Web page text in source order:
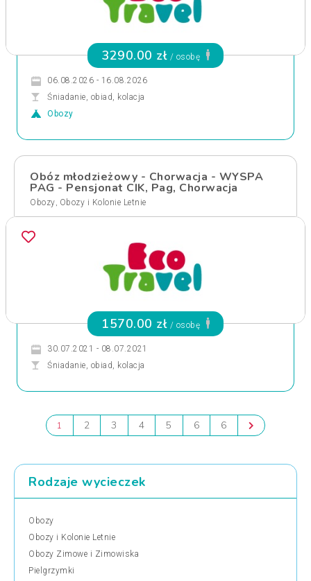
3290.00 zł / osobę
06.08.2026 - 16.08.2026
Śniadanie, obiad, kolacja
Obozy
Obóz młodzieżowy - Chorwacja - WYSPA
PAG - Pensjonat CIK, Pag, Chorwacja
Obozy, Obozy i Kolonie Letnie
1570.00 zł / osobę
30.07.2021 - 08.07.2021
Śniadanie, obiad, kolacja
1 2 3 4 5 6 6
Rodzaje wycieczek
Obozy
Obozy i Kolonie Letnie
Obozy Zimowe i Zimowiska
Pielgrzymki